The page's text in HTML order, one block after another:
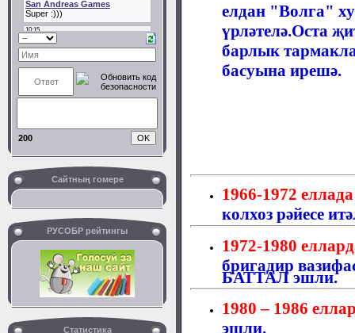
200
Сайтның гомере
РУСОБР рейтингы
Статистика
елдан "Волга"
үрләтелә.Оста
барлык
басуына ирешә.
1966-1972
колхоз рәйесе
1972-1980
бригадир
БАТТАЛ эшли.
1980 – 1986
эшли.